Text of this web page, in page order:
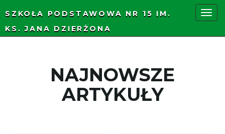
SZKOŁA PODSTAWOWA NR 15 IM.
KS. JANA DZIERŻONA
NAJNOWSZE
ARTYKUŁY